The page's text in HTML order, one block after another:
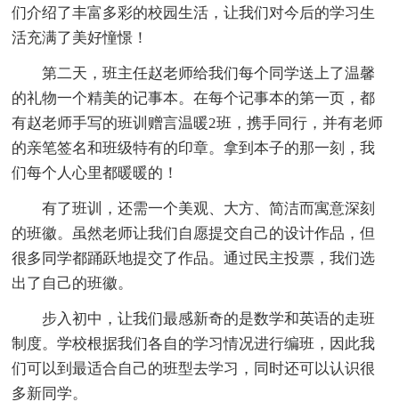
们介绍了丰富多彩的校园生活，让我们对今后的学习生
活充满了美好憧憬！
第二天，班主任赵老师给我们每个同学送上了温馨
的礼物一个精美的记事本。在每个记事本的第一页，都
有赵老师手写的班训赠言温暖2班，携手同行，并有老师
的亲笔签名和班级特有的印章。拿到本子的那一刻，我
们每个人心里都暖暖的！
有了班训，还需一个美观、大方、简洁而寓意深刻
的班徽。虽然老师让我们自愿提交自己的设计作品，但
很多同学都踊跃地提交了作品。通过民主投票，我们选
出了自己的班徽。
步入初中，让我们最感新奇的是数学和英语的走班
制度。学校根据我们各自的学习情况进行编班，因此我
们可以到最适合自己的班型去学习，同时还可以认识很
多新同学。